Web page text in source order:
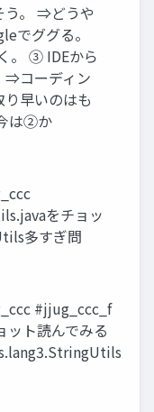
う。 ⇒どうや
でググる。
。 ③ IDEから
⇒コーディン
早いのはも
は②か
をチョッ
多すぎ問
#jjug_ccc_f
ト読んでみる